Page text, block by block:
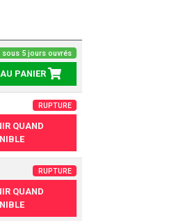
sous 5 jours ouvrés
PANIER
RUPTURE
QUAND
RUPTURE
QUAND